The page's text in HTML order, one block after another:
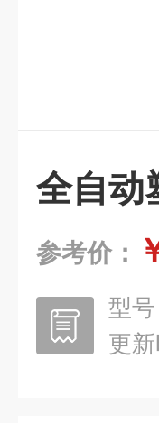
全自动
参考价：
型号
更新